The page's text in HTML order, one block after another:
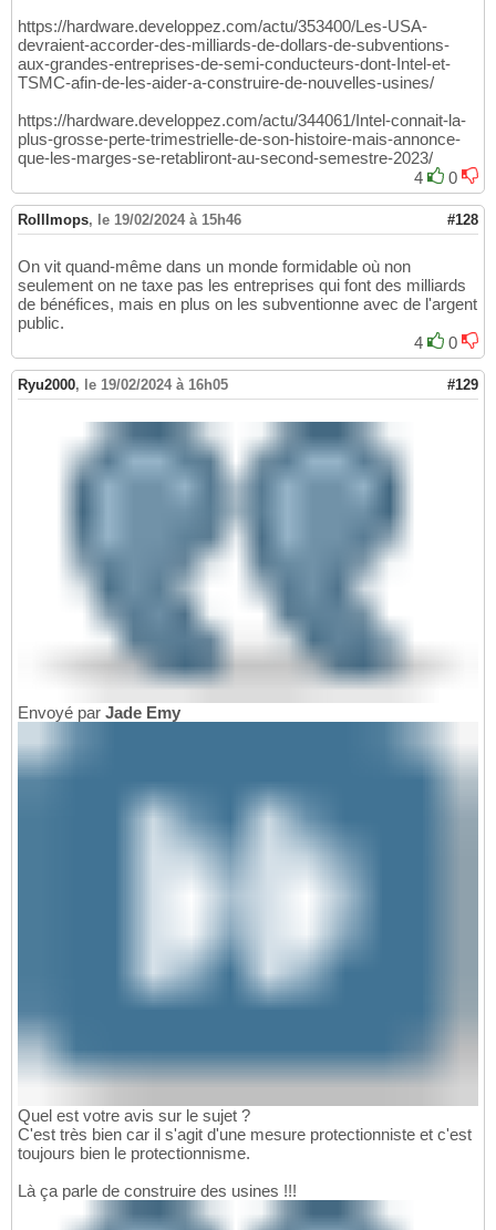
https://hardware.developpez.com/actu/353400/Les-USA-
devraient-accorder-des-milliards-de-dollars-de-subventions-
aux-grandes-entreprises-de-semi-conducteurs-dont-Intel-et-
TSMC-afin-de-les-aider-a-construire-de-nouvelles-usines/
https://hardware.developpez.com/actu/344061/Intel-connait-la-
plus-grosse-perte-trimestrielle-de-son-histoire-mais-annonce-
que-les-marges-se-retabliront-au-second-semestre-2023/
4
0
Rolllmops, le 19/02/2024 à 15h46 #128
On vit quand-même dans un monde formidable où non
seulement on ne taxe pas les entreprises qui font des milliards
de bénéfices, mais en plus on les subventionne avec de l'argent
public.
4
0
Ryu2000, le 19/02/2024 à 16h05 #129
Envoyé par Jade Emy
Quel est votre avis sur le sujet ?
C'est très bien car il s'agit d'une mesure protectionniste et c'est
toujours bien le protectionnisme.
Là ça parle de construire des usines !!!